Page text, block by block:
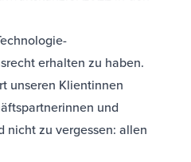
erhalten zu haben.
unseren Klientinnen
und
nicht zu vergessen: allen